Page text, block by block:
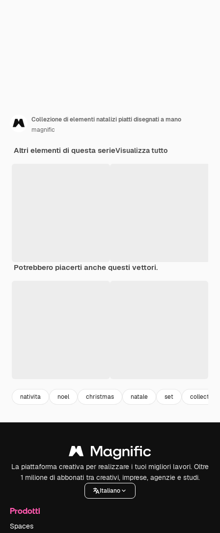
Collezione di elementi natalizi piatti disegnati a mano
magnific
Altri elementi di questa serieVisualizza tutto
Potrebbero piacerti anche questi vettori.
nativita noel christmas natale set collection
La piattaforma creativa per realizzare i tuoi migliori lavori. Oltre
1 milione di abbonati tra creativi, imprese, agenzie e studi.
Italiano
Prodotti
Spaces